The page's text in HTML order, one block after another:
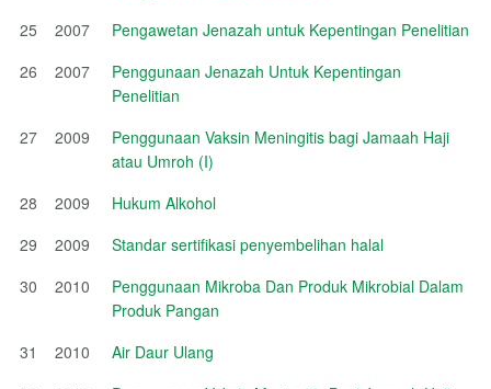
25
2007
Pengawetan Jenazah untuk Kepentingan Penelitian
26
2007
Penggunaan Jenazah Untuk Kepentingan
Penelitian
27
2009
Penggunaan Vaksin Meningitis bagi Jamaah Haji
atau Umroh (I)
28
2009
Hukum Alkohol
29
2009
Standar sertifikasi penyembelihan halal
30
2010
Penggunaan Mikroba Dan Produk Mikrobial Dalam
Produk Pangan
31
2010
Air Daur Ulang